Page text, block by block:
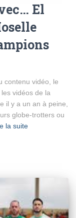
El
contenu vidéo, le
vidéos de la
il y a un an à peine,
globe-trotters ou
la suite